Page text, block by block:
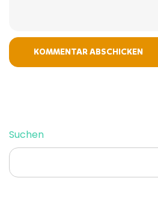
Suchen
SUCHEN